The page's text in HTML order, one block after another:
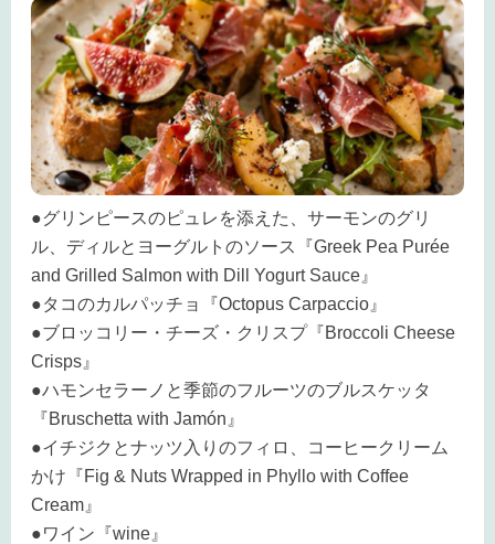
●グリンピースのピュレを添えた、サーモンのグリ
ル、ディルとヨーグルトのソース『Greek Pea Purée
and Grilled Salmon with Dill Yogurt Sauce』
●タコのカルパッチョ『Octopus Carpaccio』
●ブロッコリー・チーズ・クリスプ『Broccoli Cheese
Crisps』
●ハモンセラーノと季節のフルーツのブルスケッタ
『Bruschetta with Jamón』
●イチジクとナッツ入りのフィロ、コーヒークリーム
かけ『Fig & Nuts Wrapped in Phyllo with Coffee
Cream』
●ワイン『wine』